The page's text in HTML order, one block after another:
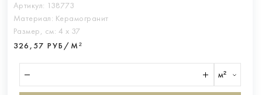
Артикул: 138773
Материал: Керамогранит
Размер, см: 4 х 37
326,57 РУБ/М²
м²